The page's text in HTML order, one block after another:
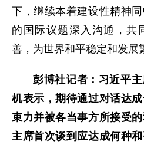
下，继续本着建设性精神
的国际议题深入沟通，共
善，为世界和平稳定和发展
彭博社记者：习近平
机表示，期待通过对话达
束力并被各当事方所接受
主席首次谈到应达成何种